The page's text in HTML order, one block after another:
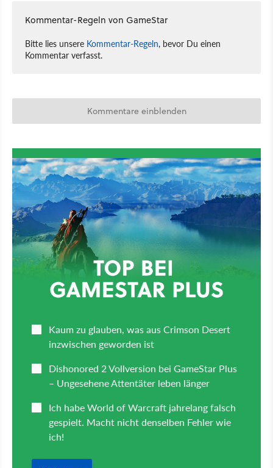
Kommentar-Regeln von GameStar
Bitte lies unsere Kommentar-Regeln, bevor Du einen
Kommentar verfasst.
Kommentare einblenden